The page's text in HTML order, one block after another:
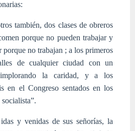
también, dos clases de obreros
porque no pueden trabajar y
porque no trabajan ; a los primeros
de cualquier ciudad con un
implorando la caridad, y a los
en el Congreso sentados en los
”.
y venidas de sus señorías, la